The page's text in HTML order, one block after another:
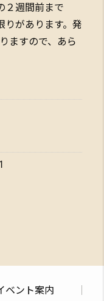
２週間前まで
りがあります。発
ますので、あら
ベント案内